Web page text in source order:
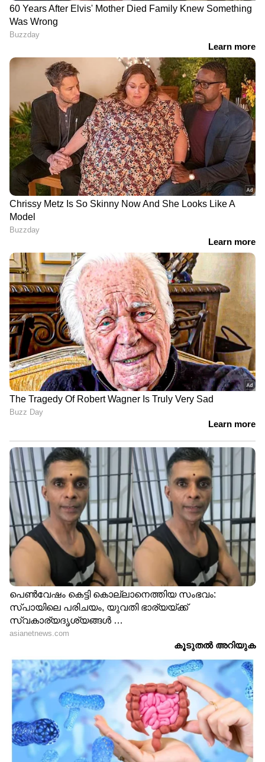
വേണ്ടി പ്രവര്‍ത്തിക്കുന്ന അസ്മ ഹാഫിസി
പറയുന്നു. ആദ്യം താലിബാന്‍ സ്ത്രീകളുടെ
സാമ്പത്തിക, വിദ്യാഭ്യാസ, രാഷ്ട്രീയ
അവകാശങ്ങള്‍ കവര്‍ന്നെടുത്തു. ഇപ്പോള്‍
ജീവിക്കാനുള്ള അവകാശം പോലും ബലം
പ്രയോഗിച്ച് പിടിച്ചെടുക്കാന്‍ ശ്രമിക്കുകയാണ്.
സുഖം പകരാനുള്ള ഒരു ഉപകരണങ്ങള്‍
മാത്രമാണ് അവരുടെ കണ്ണില്‍ സ്ത്രീയെന്നും
അവര്‍ പറയുന്നു.
'ആളുകളെ നിഷ്ഠൂരം കൊലപ്പെടുത്തുന്ന,
ബോംബാക്രമണങ്ങള്‍ നടത്തുന്ന, ഞങ്ങളുടെ
സഹോദരങ്ങളെ കൊന്നൊടുക്കുന്ന,
പതിനായിരക്കണക്കിന് സ്ത്രീകളെ അനാഥരും
വിധവകളുമാക്കുന്ന അവരെ ഏത് സ്ത്രീയ്ക്ക്
സ്‌നേഹിക്കാന്‍ സാധിക്കും? അവരുമായി
എങ്ങനെ സന്തോഷകരമായ ഒരു ജീവിതം
നയിക്കാന്‍ സാധിക്കും?' പേരു
വെളിപ്പെടുത്താത്ത മറ്റൊരു പെണ്‍കുട്ടി
ചോദിക്കുന്നു.